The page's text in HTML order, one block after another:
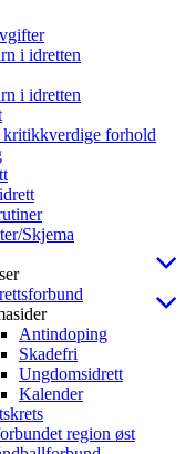
i idretten
i idretten
kritikkverdige forhold
Skjema
Antindoping
Skadefri
Ungdomsidrett
Kalender
region øst